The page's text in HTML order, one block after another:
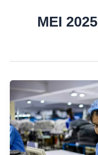
MEI 2025